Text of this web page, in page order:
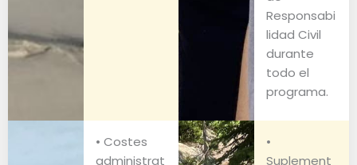
Responsabi
lidad Civil
durante
todo el
programa.
• Costes
administrat
•
Suplement